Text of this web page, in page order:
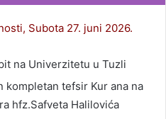
27. juni 2026.
na Univerzitetu u Tuzli
kompletan tefsir Kur ana na
hfz.Safveta Halilovića